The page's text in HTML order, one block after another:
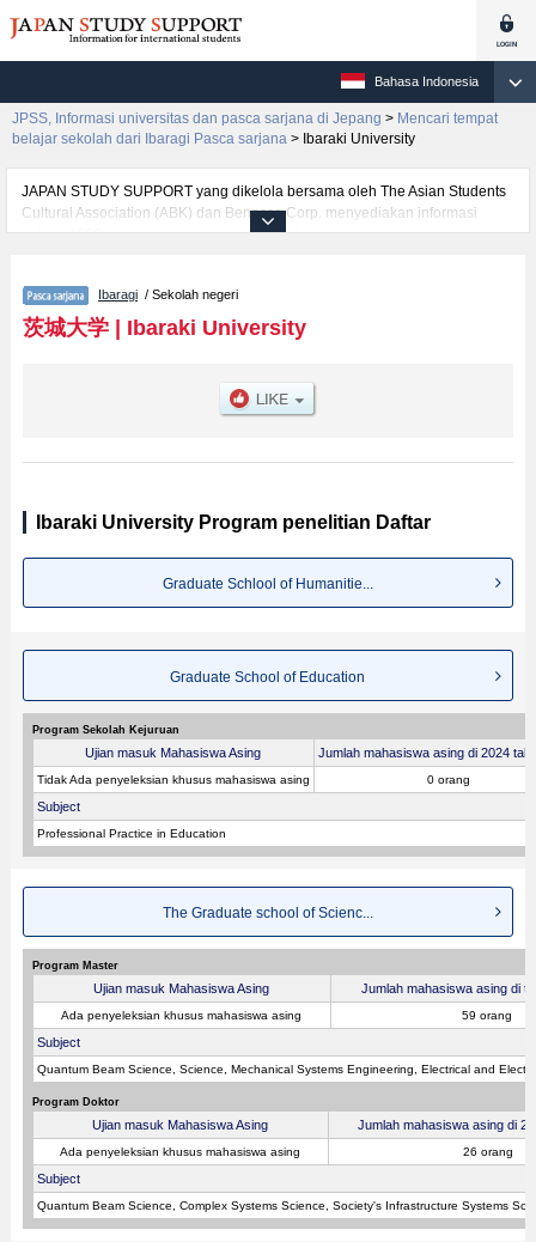
Bahasa Indonesia
JPSS, Informasi universitas dan pasca sarjana di Jepang > Mencari tempat
belajar sekolah dari Ibaragi Pasca sarjana > Ibaraki University
JAPAN STUDY SUPPORT yang dikelola bersama oleh The Asian Students
Cultural Association (ABK) dan Benesse Corp. menyediakan informasi
sekitar 1300 universitas, pascasarjana, universitas yunior, akademi
per jurusan riset seperti %% research %%, serta berbagai informasi yang
berguna bagi mahasiswa(i) mancanegara seperti kuota untuk jumlah
pendaftar dan jumlah kelulusan ujian masuk mahasiswa(i) mancanegara,
lainnya. Silakan memanfaatkannya.
Ibaragi / Sekolah negeri
茨城大学| Ibaraki University
Ibaraki University Program penelitian Daftar
Graduate Schlool of Humanitie...
Graduate School of Education
Program Sekolah Kejuruan
Ujian masuk Mahasiswa Asing Jumlah mahasiswa asing di 2024
Tidak Ada penyeleksian khusus mahasiswa asing 0 orang
Subject
Professional Practice in Education
The Graduate school of Scienc...
Program Master
Ujian masuk Mahasiswa Asing Jumlah mahasiswa asing di
Ada penyeleksian khusus mahasiswa asing 59 orang
Subject
Quantum Beam Science, Science, Mechanical Systems Engineering, Electrical and
Program Doktor
Ujian masuk Mahasiswa Asing Jumlah mahasiswa asing di
Ada penyeleksian khusus mahasiswa asing 26 orang
Subject
Quantum Beam Science, Complex Systems Science, Society's Infrastructure Systems